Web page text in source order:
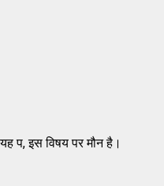
प, इस विषय पर मौन है।